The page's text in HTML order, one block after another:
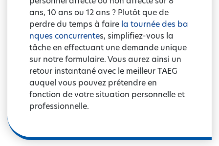
ans, 10 ans ou 12 ans ? Plutôt que de
perdre du temps à faire la tournée des ba
nques concurrentes, simplifiez-vous la
tâche en effectuant une demande unique
sur notre formulaire. Vous aurez ainsi un
retour instantané avec le meilleur TAEG
auquel vous pouvez prétendre en
fonction de votre situation personnelle et
professionnelle.